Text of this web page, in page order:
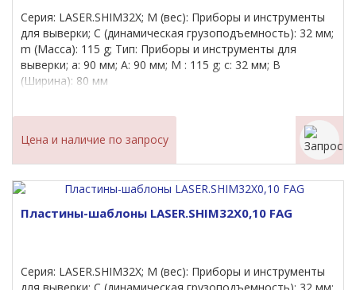
Серия: LASER.SHIM32X; M (вес): Приборы и инструменты
для выверки; C (динамическая грузоподъемность): 32 мм;
m (Масса): 115 g; Тип: Приборы и инструменты для
выверки; a: 90 мм; A: 90 мм; M : 115 g; c: 32 мм; B
(Ширина): 80 мм
Цена и наличие по запросу
Пластины-шаблоны LASER.SHIM32X0,10 FAG
Серия: LASER.SHIM32X; M (вес): Приборы и инструменты